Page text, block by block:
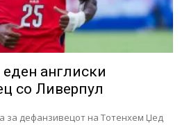
еден англиски
со Ливерпул
за дефанзивецот на Тотенхем Џед